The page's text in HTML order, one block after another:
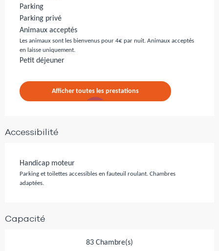
Parking
Parking privé
Animaux acceptés
Les animaux sont les bienvenus pour 4€ par nuit. Animaux acceptés
en laisse uniquement.
Petit déjeuner
Afficher toutes les prestations
Accessibilité
Handicap moteur
Parking et toilettes accessibles en fauteuil roulant. Chambres
adaptées.
Capacité
83 Chambre(s)